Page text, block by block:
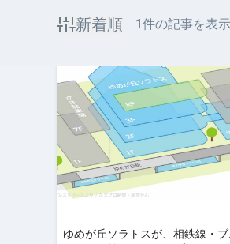
新着順 1件の記事を表
ゆめが丘ソラトスが、相鉄線・ブ